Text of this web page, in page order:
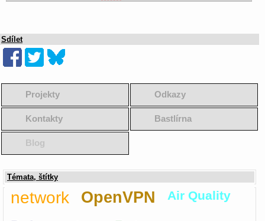
Sdílet
Projekty Odkazy
Kontakty Bastlírna
Blog
Témata, štítky
network OpenVPN Air Quality